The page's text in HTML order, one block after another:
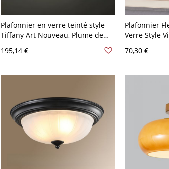
Plafonnier en verre teinté style
Tiffany Art Nouveau, Plume de
195,14 €
Plafonnier
Verre Style
70,30 €